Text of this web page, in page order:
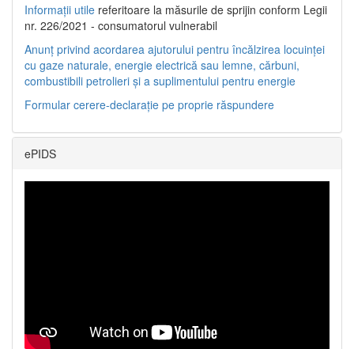
Informații utile referitoare la măsurile de sprijin conform Legii
nr. 226/2021 - consumatorul vulnerabil
Anunț privind acordarea ajutorului pentru încălzirea locuinței
cu gaze naturale, energie electrică sau lemne, cărbuni,
combustibili petrolieri și a suplimentului pentru energie
Formular cerere-declarație pe proprie răspundere
ePIDS